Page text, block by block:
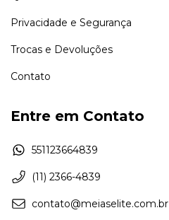
Privacidade e Segurança
Trocas e Devoluções
Contato
Entre em Contato
551123664839
(11) 2366-4839
contato@meiaselite.com.br